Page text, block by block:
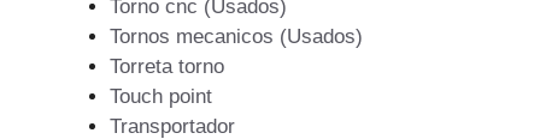
Torno cnc (Usados)
Tornos mecanicos (Usados)
Torreta torno
Touch point
Transportador